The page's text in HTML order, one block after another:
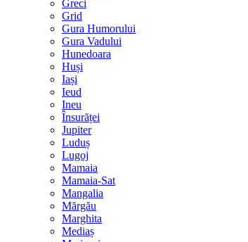
Greci
Grid
Gura Humorului
Gura Vadului
Hunedoara
Huși
Iași
Ieud
Ineu
Însurăței
Jupiter
Luduș
Lugoj
Mamaia
Mamaia-Sat
Mangalia
Mărgău
Marghita
Mediaș